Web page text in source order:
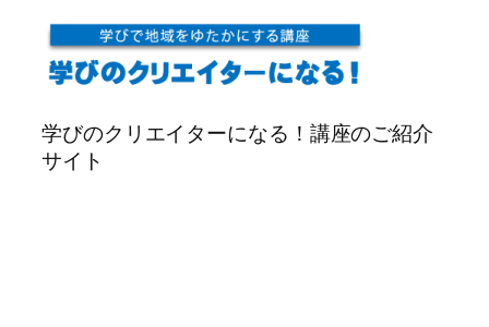
学びのクリエイターになる！講座のご紹介
サイト